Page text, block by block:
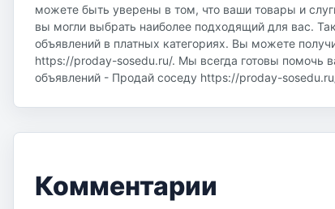
можете быть уверены в том, что ваши товары и
вы могли выбрать наиболее подходящий для вас.
объявлений в платных категориях. Вы можете
https://proday-sosedu.ru/. Мы всегда готовы помочь
объявлений - Продай соседу https://proday-
Комментарии